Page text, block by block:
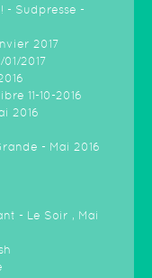
- Sudpresse -
2017
2017
11-10-2016
2016
- Mai 2016
- Le Soir , Mai